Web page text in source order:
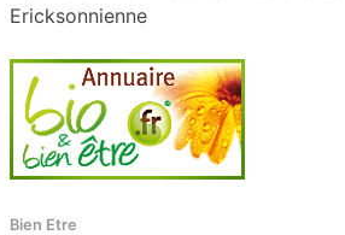
Ericksonnienne
Bien Etre